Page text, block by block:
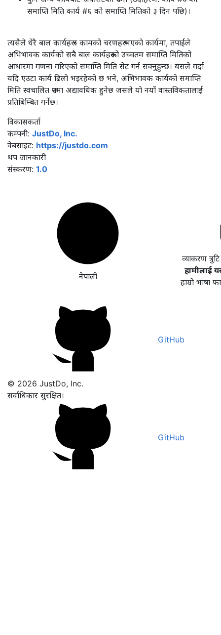
समाप्ति मिति कार्य #६ को समाप्ति मितिको ३ दिन पछि)।
त्यसैले धेरै बाल कार्यहरू र कामको चरणहरू भएको कार्यमा, तपाईंले
अभिभावक कार्यको सबै बाल कार्यहरूको उच्चतम समाप्ति मितिको
आधारमा गणना गरिएको समाप्ति मिति सेट गर्न सक्नुहुन्छ। यसले गर्दा
यदि एउटा कार्य ढिलो भइरहेको छ भने, अभिभावक कार्यको समाप्ति
मिति स्वचालित रूपमा अद्यावधिक हुनेछ जसले यो नयाँ वास्तविकतालाई
प्रतिबिम्बित गर्नेछ।
विकासकर्ता
कम्पनी: JustDo, Inc.
वेबसाइट: https://justdo.com
थप जानकारी
संस्करण: 1.0
नेपाली
व्याकरण
हामीलाई
हाम्रो भाषा
GitHub
© 2026 JustDo, Inc.
सर्वाधिकार सुरक्षित।
GitHub